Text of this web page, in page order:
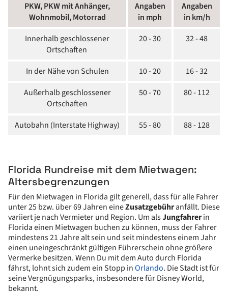
PKW, PKW mit Anhänger,
Wohnmobil, Motorrad
Angaben
in mph
Angaben
in km/h
Innerhalb geschlossener
Ortschaften
20 - 30 32 - 48
In der Nähe von Schulen 10 - 20
16 - 32
Außerhalb geschlossener
Ortschaften
50 - 70 80 - 112
Autobahn (Interstate Highway) 55 - 80 88 - 128
Florida Rundreise mit dem Mietwagen:
Altersbegrenzungen
Für den Mietwagen in Florida gilt generell, dass für alle Fahrer
unter 25 bzw. über 69 Jahren eineZusatzgebühranfällt. Diese
variiert je nach Vermieter und Region. Um alsJungfahrerin
Florida einen Mietwagen buchen zu können, muss der Fahrer
mindestens 21 Jahre alt sein und seit mindestens einem Jahr
einen uneingeschränkt gültigen Führerschein ohne größere
Vermerke besitzen. Wenn Du mit dem Auto durch Florida
fährst, lohnt sich zudem ein Stopp inOrlando. Die Stadt ist für
seine Vergnügungsparks, insbesondere für Disney World,
bekannt.